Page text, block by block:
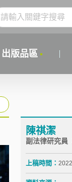
出版品區
陳祺潔
副法律研究員
上稿時間：